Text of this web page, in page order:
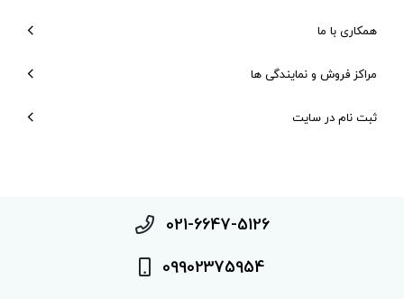
همکاری با ما
مراکز فروش و نمایندگی ها
ثبت نام در سایت
021-6647-5126
09902375954